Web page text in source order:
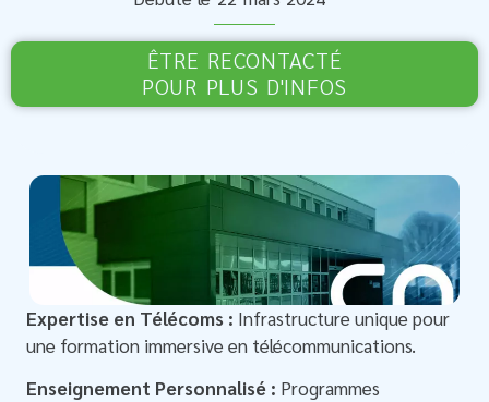
ÊTRE RECONTACTÉ
POUR PLUS D'INFOS
Expertise en Télécoms : Infrastructure unique pour
une formation immersive en télécommunications.
Enseignement Personnalisé : Programmes